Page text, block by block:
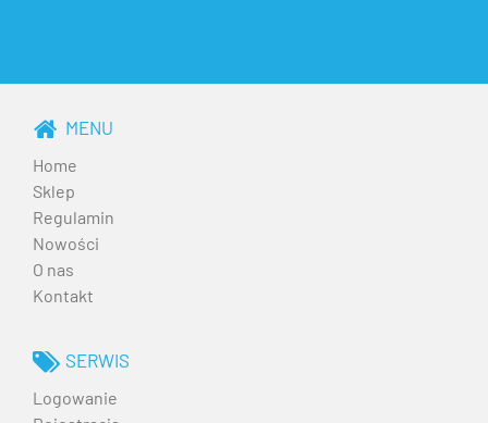
MENU
Home
Sklep
Regulamin
Nowości
O nas
Kontakt
SERWIS
Logowanie